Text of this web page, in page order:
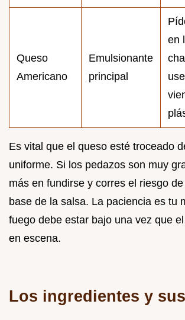
Queso
Americano
Emulsionante
principal
en
Es vital que el queso esté troceado
uniforme. Si los pedazos son muy
más en fundirse y corres el riesgo
base de la salsa. La paciencia es tu
fuego debe estar bajo una vez que
en escena.
Los ingredientes y